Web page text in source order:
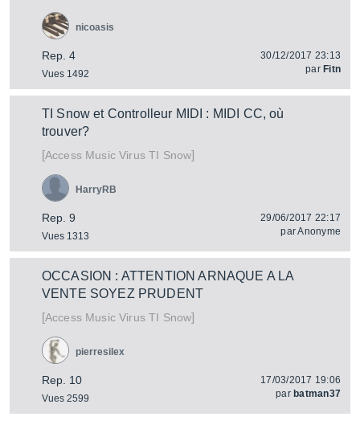
Rep. 4
Vues 1492
nicoasis
30/12/2017 23:13
par Fitn
TI Snow et Controlleur MIDI : MIDI CC, où
trouver?
[Access MusicVirus TI Snow]
Rep. 9
Vues 1313
HarryRB
29/06/2017 22:17
parAnonyme
OCCASION : ATTENTION ARNAQUE A LA
VENTE SOYEZ PRUDENT
[Access MusicVirus TI Snow]
Rep. 10
Vues 2599
pierresilex
17/03/2017 19:06
par batman37